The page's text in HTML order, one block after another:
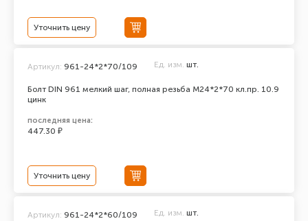
Уточнить цену
Болт DIN 961 мелкий шаг, полная резьба M24*2*70 кл.пр. 10.9
цинк
Артикул: 961-24*2*70/109 Ед. изм. шт.
последняя цена:
447.30 ₽
Уточнить цену
Артикул: 961-24*2*60/109 Ед. изм. шт.